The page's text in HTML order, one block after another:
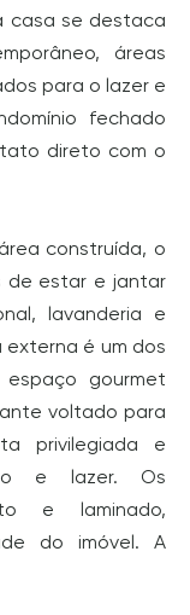
casa se destaca
áreas
para o lazer e
fechado
direto com o
construída, o
de estar e jantar
lavanderia e
é um dos
gourmet
voltado para
privilegiada e
e lazer. Os
e laminado,
do imóvel. A